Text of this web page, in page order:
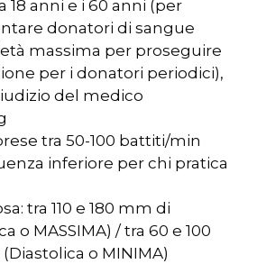
18 anni e i 60 anni (per
donatori di sangue
massima per proseguire
per i donatori periodici),
del medico
tra 50-100 battiti/min
inferiore per chi pratica
tra 110 e 180 mm di
o MASSIMA) / tra 60 e 100
o MINIMA)